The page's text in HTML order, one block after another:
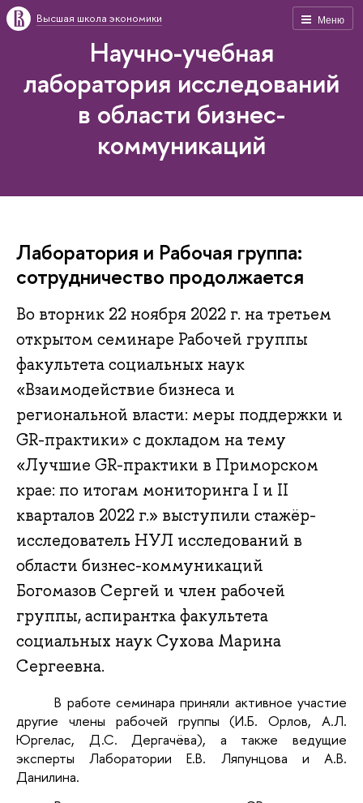
Меню
Высшая школа экономики
Научно-учебная
лаборатория исследований
в области бизнес-
коммуникаций
Лаборатория и Рабочая группа:
сотрудничество продолжается
Во вторник 22 ноября 2022 г. на третьем
открытом семинаре Рабочей группы
факультета социальных наук
«Взаимодействие бизнеса и
региональной власти: меры поддержки и
GR-практики» с докладом на тему
«Лучшие GR-практики в Приморском
крае: по итогам мониторинга I и II
кварталов 2022 г.» выступили стажёр-
исследователь НУЛ исследований в
области бизнес-коммуникаций
Богомазов Сергей и член рабочей
группы, аспирантка факультета
социальных наук Сухова Марина
Сергеевна.
В работе семинара приняли активное участие
другие члены рабочей группы (И.Б. Орлов, А.Л.
Юргелас, Д.С. Дергачёва), а также ведущие
эксперты Лаборатории Е.В. Ляпунцова и А.В.
Данилина.